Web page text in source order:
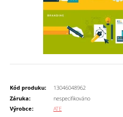
Kód produku:
13046048962
Záruka:
nespecifikováno
Výrobce:
ATE